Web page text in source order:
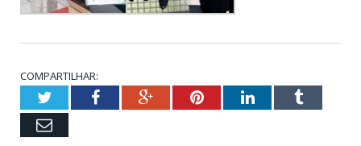
COMPARTILHAR:
TwitterFacebookGoogle+PinterestLinkedInTumblr
Email